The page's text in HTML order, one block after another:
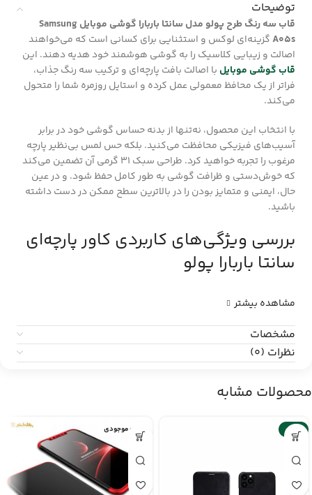
توضیحات
قاب سه رنگ طرح پولو مدل سانتا باربارا گوشی موبایل Samsung
A05sگزینه‌ای لوکس و استثنایی برای کسانی است که می‌خواهند
اصالت و زیبایی کلاسیک را به گوشی هوشمند خود هدیه دهند. این
قاب گوشی موبایل با اصالت بافت پارچه‌ای و ترکیب سه رنگ جذاب،
فراتر از یک محافظ معمولی عمل کرده و استایل روزمره شما را متحول
می‌کند.
با انتخاب این محصول، نه‌تنها از بدنه حساس گوشی خود در برابر
آسیب‌های فیزیکی محافظت می‌کنید. بلکه حس لمس بی‌نظیر پارچه
مرغوب را تجربه خواهید کرد. طراحی سبک ۳۱ گرمی آن تضمین می‌کند
که خوش‌دستی و ظرافت گوشی به طور کامل حفظ شود. و در عین
حال، ایمنی و متمایز بودن را در بالاترین سطح ممکن در دست داشته
باشید.
بررسی ویژگی‌های کاربردی کاور پارچه‌ای
سانتا باربارا پولو
مشاهده بیشتر
مشخصات
نظرات (0)
محصولات مشابه
-26% اتمام موجودی